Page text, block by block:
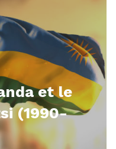
et le
(1990-